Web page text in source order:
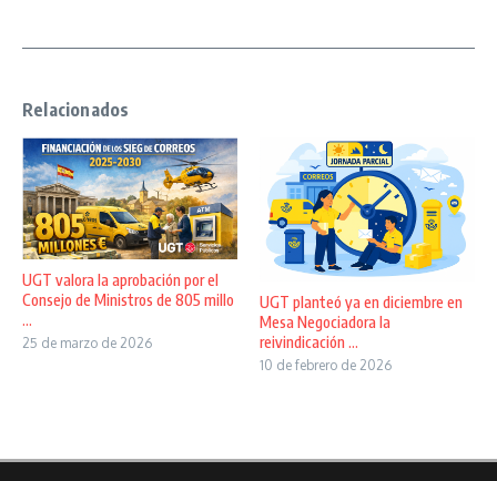
Relacionados
UGT valora la aprobación por el
Consejo de Ministros de 805 millo
...
25 de marzo de 2026
UGT planteó ya en diciembre en
Mesa Negociadora la
reivindicación ...
10 de febrero de 2026